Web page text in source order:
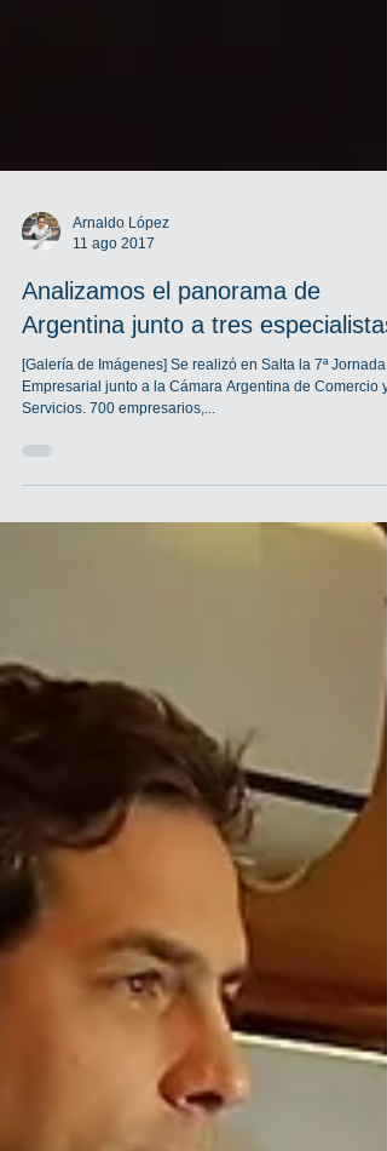
Arnaldo López
Analizamos el panorama de
Argentina junto a tres especialistas
[Galería de Imágenes] Se realizó en Salta la 7ª Jornada
Empresarial junto a la Cámara Argentina de Comercio y